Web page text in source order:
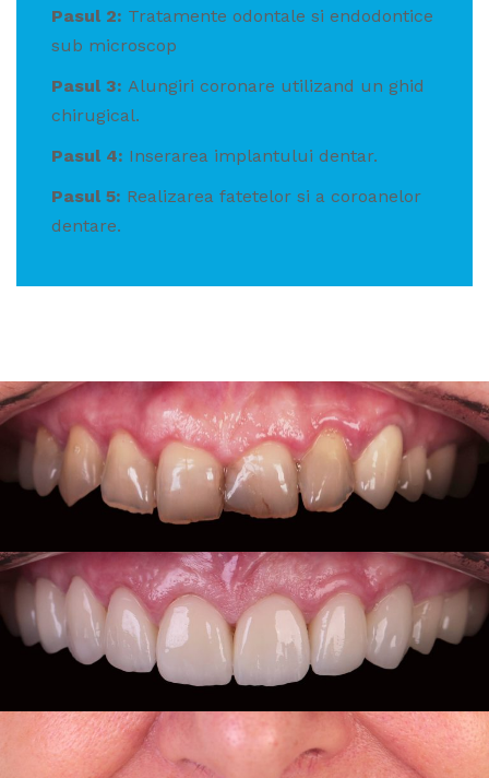
Pasul 2: Tratamente odontale si endodontice
sub microscop
Pasul 3: Alungiri coronare utilizand un ghid
chirugical.
Pasul 4: Inserarea implantului dentar.
Pasul 5: Realizarea fatetelor si a coroanelor
dentare.